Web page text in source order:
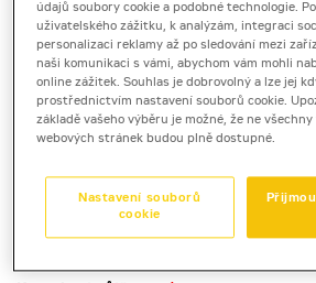
5 384 Kč s DPH
Kauce
40 000 Kč
údajů soubory cookie a podobné technologie.
uživatelského zážitku, k analýzám, integraci
personalizaci reklamy až po sledování mezi
naši komunikaci s vámi, abychom vám mohli
online zážitek. Souhlas je dobrovolný a lze jej
prostřednictvím nastavení souborů cookie.
základě vašeho výběru je možné, že ne
webových stránek budou plně dostupné.
Nastavení souborů
cookie